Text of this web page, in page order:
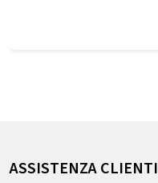
ASSISTENZA CLIENTI